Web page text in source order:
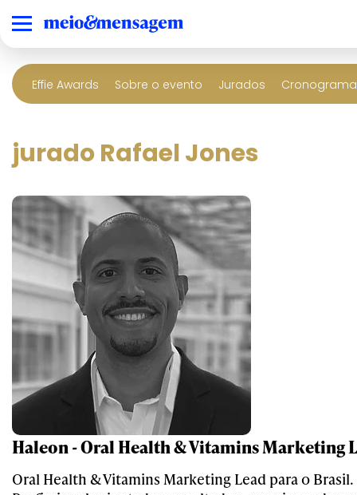
Effie Awards Sobre o evento Jurados
jurado Rafael Jones
Haleon - Oral Health & Vitamins Marketing
Oral Health & Vitamins Marketing Lead para o Brasil.